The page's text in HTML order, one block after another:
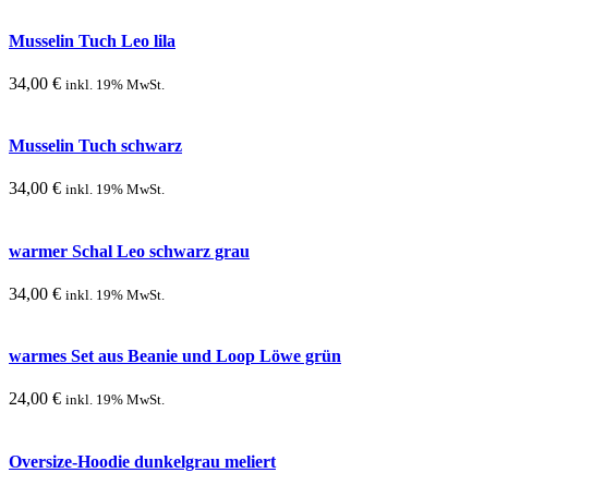
Musselin Tuch Leo lila
34,00 € inkl. 19% MwSt.
Musselin Tuch schwarz
34,00 € inkl. 19% MwSt.
warmer Schal Leo schwarz grau
34,00 € inkl. 19% MwSt.
warmes Set aus Beanie und Loop Löwe grün
24,00 € inkl. 19% MwSt.
Oversize-Hoodie dunkelgrau meliert